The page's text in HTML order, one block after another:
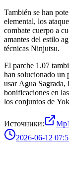
También se han
elemental, los
combate cuerpo a
amantes del estilo
técnicas Ninjutsu.
El parche 1.07
han solucionado un
usar Agua Sagrada,
bonificaciones en
los conjuntos de
Источники:
2026-06-12